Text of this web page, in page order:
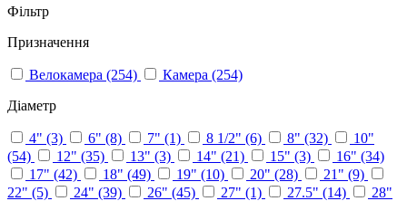
Фільтр
Призначення
Велокамера (254) Камера (254)
Діаметр
4" (3) 6" (8) 7" (1) 8 1/2" (6) 8" (32)
10"
(54)
12" (35) 13" (3) 14" (21) 15" (3) 16" (34)
17" (42) 18" (49) 19" (10) 20" (28) 21" (9)
22" (5) 24" (39) 26" (45) 27" (1) 27.5" (14)
28"